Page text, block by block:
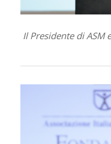
Il Presidente di ASM